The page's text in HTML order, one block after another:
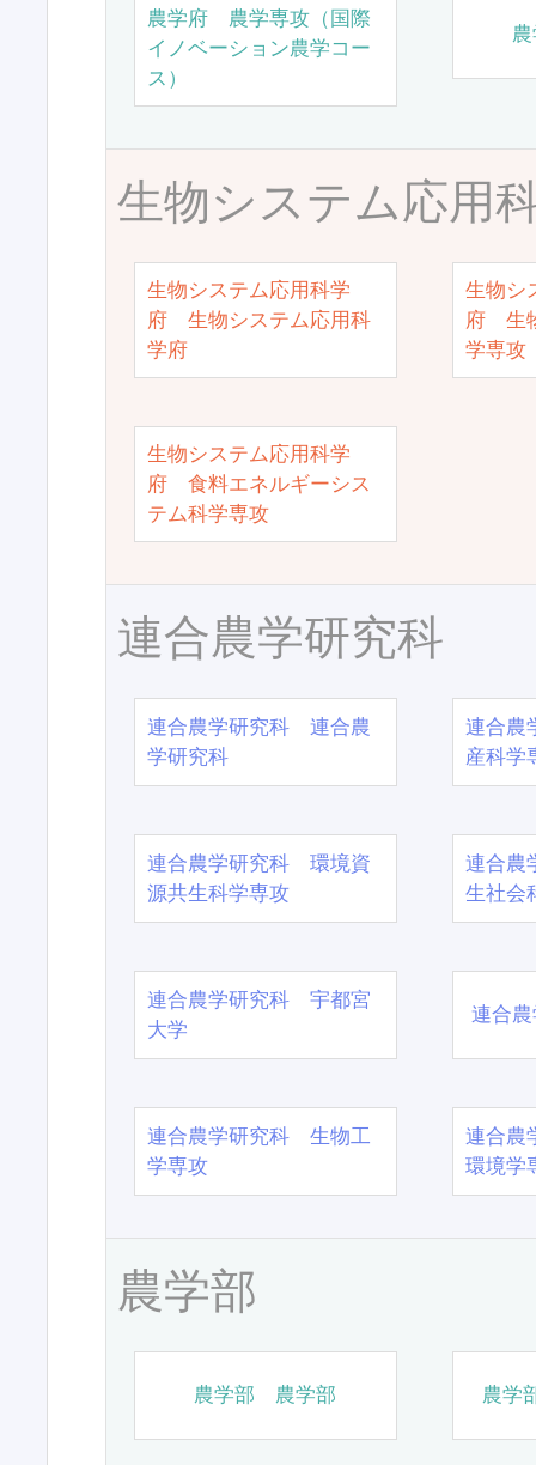
農学府 農学専攻（国際
イノベーション農学コー
ス）
生物システム応用
生物システム応用科学
府 生物システム応用科
学府
生物シ
府 生
学専攻
生物システム応用科学
府 食料エネルギーシス
テム科学専攻
連合農学研究科
連合農学研究科 連合農
学研究科
連合農
産科学
連合農学研究科 環境資
源共生科学専攻
連合農
生社会
連合農学研究科 宇都宮
大学
連合
連合農学研究科 生物工
学専攻
連合農
環境学
農学部
農学部 農学部 農学